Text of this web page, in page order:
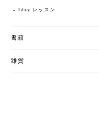
1day レッスン
書籍
雑貨